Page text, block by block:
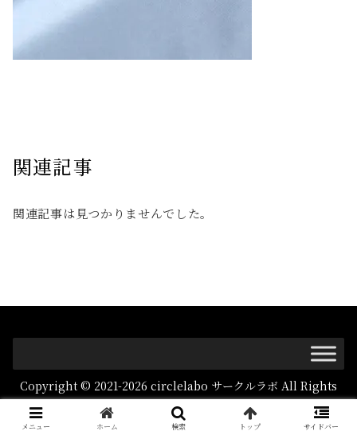
関連記事
関連記事は見つかりませんでした。
Copyright © 2021-2026 circlelabo サークルラボ All Rights
Reserved.
メニュー ホーム 検索 トップ サイドバー